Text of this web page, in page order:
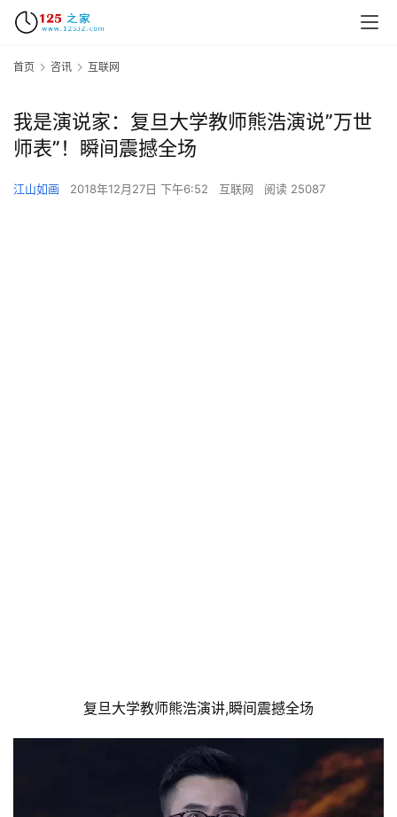
首页 咨讯 互联网
我是演说家：复旦大学教师熊浩演说”万世
师表”！瞬间震撼全场
江山如画 2018年12月27日 下午6:52 互联网 阅读 25087
复旦大学教师熊浩演讲,瞬间震撼全场